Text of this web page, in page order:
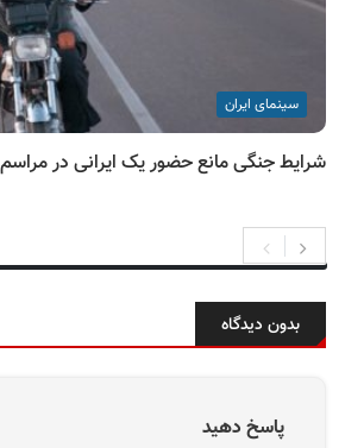
سینمای ایران
شرایط جنگی مانع حضور یک ایرانی در
بدون دیدگاه
پاسخ دهید